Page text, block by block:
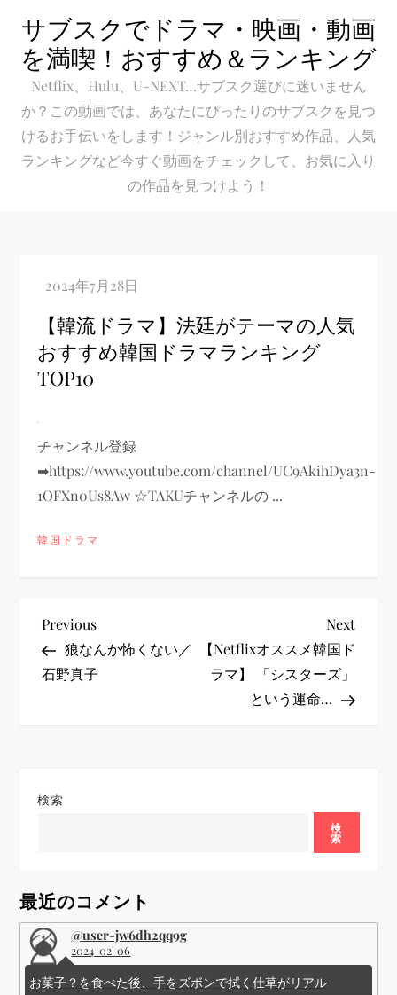
content
サブスクでドラマ・映画・動画
を満喫！おすすめ＆ランキング
Netflix、Hulu、U-NEXT…サブスク選びに迷いません
か？この動画では、あなたにぴったりのサブスクを見つ
けるお手伝いをします！ジャンル別おすすめ作品、人気
ランキングなど今すぐ動画をチェックして、お気に入り
の作品を見つけよう！
【韓流ドラマ】法廷がテーマの人気
おすすめ韓国ドラマランキング
TOP10
チャンネル登録
➡https://www.youtube.com/channel/UC9AkihDya3n-
1OFXn0Us8Aw ☆TAKUチャンネルの ...
韓国ドラマ
投
稿
ゲ
シ
ョ
ン
Previous
Post
Previous
狼なんか怖くない／
石野真子
Next
Next
【Netflixオススメ韓国ド
ラマ】 「シスターズ」
という運命…
検索
検
索
最近のコメント
@user-jw6dh2qq9g
2024-02-06
お菓子？を食べた後、手をズボンで拭く仕草がリアル